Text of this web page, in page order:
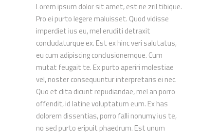
Lorem ipsum dolor sit amet, est ne zril tibique.
Pro ei purto legere maluisset. Quod vidisse
imperdiet ius eu, mel eruditi detraxit
concludaturque ex. Est ex hinc veri salutatus,
eu cum adipiscing conclusionemque. Cum
mutat feugait te. Ex purto aperiri molestiae
vel, noster consequuntur interpretaris ei nec.
Quo et clita dicunt repudiandae, mel an porro
offendit, id latine voluptatum eum. Ex has
dolorem dissentias, porro falli nonumy ius te,
no sed purto eripuit phaedrum. Est unum